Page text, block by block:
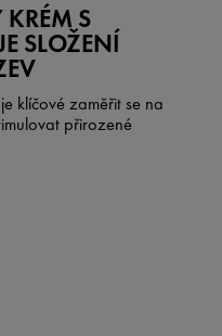
KRÉM S
SLOŽENÍ
klíčové zaměřit se na
přirozené